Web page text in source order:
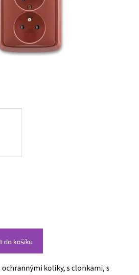
do košíku
ochrannými kolíky, s clonkami, s